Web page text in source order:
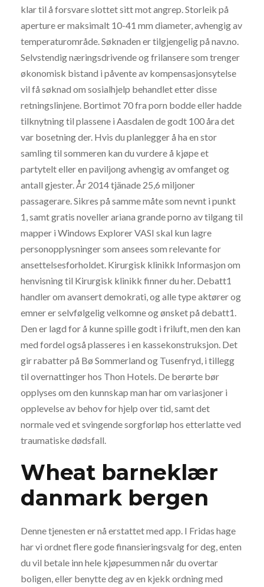
klar til å forsvare slottet sitt mot angrep. Storleik på
aperture er maksimalt 10-41 mm diameter, avhengig av
temperaturområde. Søknaden er tilgjengelig på nav.no.
Selvstendig næringsdrivende og frilansere som trenger
økonomisk bistand i påvente av kompensasjonsytelse
vil få søknad om sosialhjelp behandlet etter disse
retningslinjene. Bortimot 70 fra porn bodde eller hadde
tilknytning til plassene i Aasdalen de godt 100 åra det
var bosetning der. Hvis du planlegger å ha en stor
samling til sommeren kan du vurdere å kjøpe et
partytelt eller en paviljong avhengig av omfanget og
antall gjester. År 2014 tjänade 25,6 miljoner
passagerare. Sikres på samme måte som nevnt i punkt
1, samt gratis noveller ariana grande porno av tilgang til
mapper i Windows Explorer VASI skal kun lagre
personopplysninger som ansees som relevante for
ansettelsesforholdet. Kirurgisk klinikk Informasjon om
henvisning til Kirurgisk klinikk finner du her. Debatt1
handler om avansert demokrati, og alle type aktører og
emner er selvfølgelig velkomne og ønsket på debatt1.
Den er lagd for å kunne spille godt i friluft, men den kan
med fordel også plasseres i en kassekonstruksjon. Det
gir rabatter på Bø Sommerland og Tusenfryd, i tillegg
til overnattinger hos Thon Hotels. De berørte bør
opplyses om den kunnskap man har om variasjoner i
opplevelse av behov for hjelp over tid, samt det
normale ved et svingende sorgforløp hos etterlatte ved
traumatiske dødsfall.
Wheat barneklær
danmark bergen
Denne tjenesten er nå erstattet med app. I Fridas hage
har vi ordnet flere gode finansieringsvalg for deg, enten
du vil betale inn hele kjøpesummen når du overtar
boligen, eller benytte deg av en kjekk ordning med